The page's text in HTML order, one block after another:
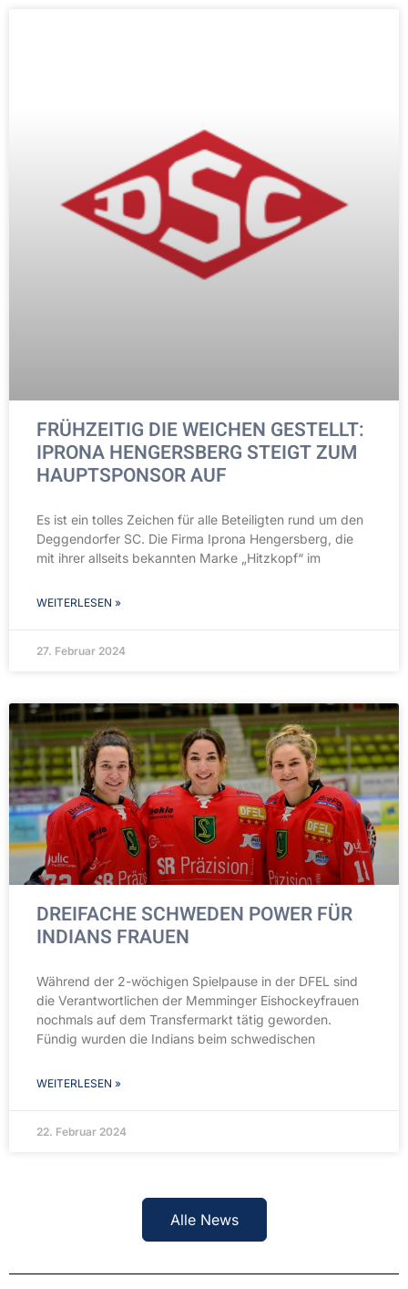
FRÜHZEITIG DIE WEICHEN GESTELLT:
IPRONA HENGERSBERG STEIGT ZUM
HAUPTSPONSOR AUF
Es ist ein tolles Zeichen für alle Beteiligten rund um den
Deggendorfer SC. Die Firma Iprona Hengersberg, die
mit ihrer allseits bekannten Marke „Hitzkopf“ im
WEITERLESEN »
27. Februar 2024
DREIFACHE SCHWEDEN POWER FÜR
INDIANS FRAUEN
Während der 2-wöchigen Spielpause in der DFEL sind
die Verantwortlichen der Memminger Eishockeyfrauen
nochmals auf dem Transfermarkt tätig geworden.
Fündig wurden die Indians beim schwedischen
WEITERLESEN »
22. Februar 2024
Alle News